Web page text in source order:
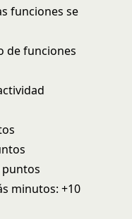
funciones se
de funciones
puntos
minutos: +10